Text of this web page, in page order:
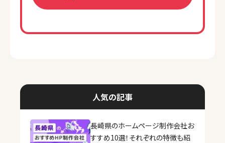
人気の記事
長崎県のホームページ制作会社お
すすめ10選！それぞれの特徴も紹